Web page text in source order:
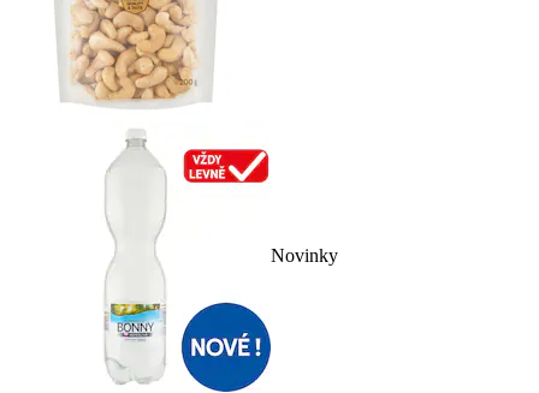
Novinky